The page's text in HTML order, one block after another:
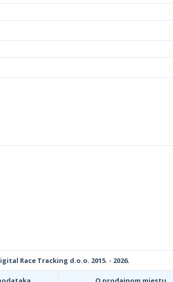
Race Tracking d.o.o. 2015. - 2026.